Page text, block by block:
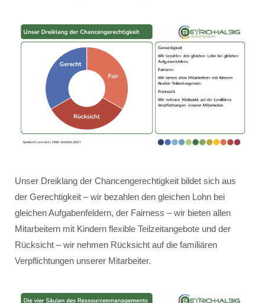
Unser Dreiklang der Chancengerechtigkeit bildet sich aus
der Gerechtigkeit – wir bezahlen den gleichen Lohn bei
gleichen Aufgabenfeldern, der Fairness – wir bieten allen
Mitarbeitern mit Kindern flexible Teilzeitangebote und der
Rücksicht – wir nehmen Rücksicht auf die familiären
Verpflichtungen unserer Mitarbeiter.